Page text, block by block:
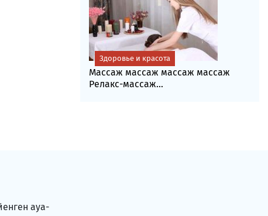
Массаж массаж массаж массаж
Релакс-массаж...
Здоровье и красота
ауа-